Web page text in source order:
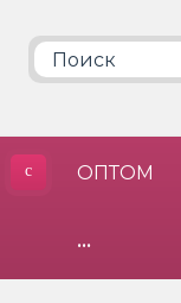
ОПТОМ
•••